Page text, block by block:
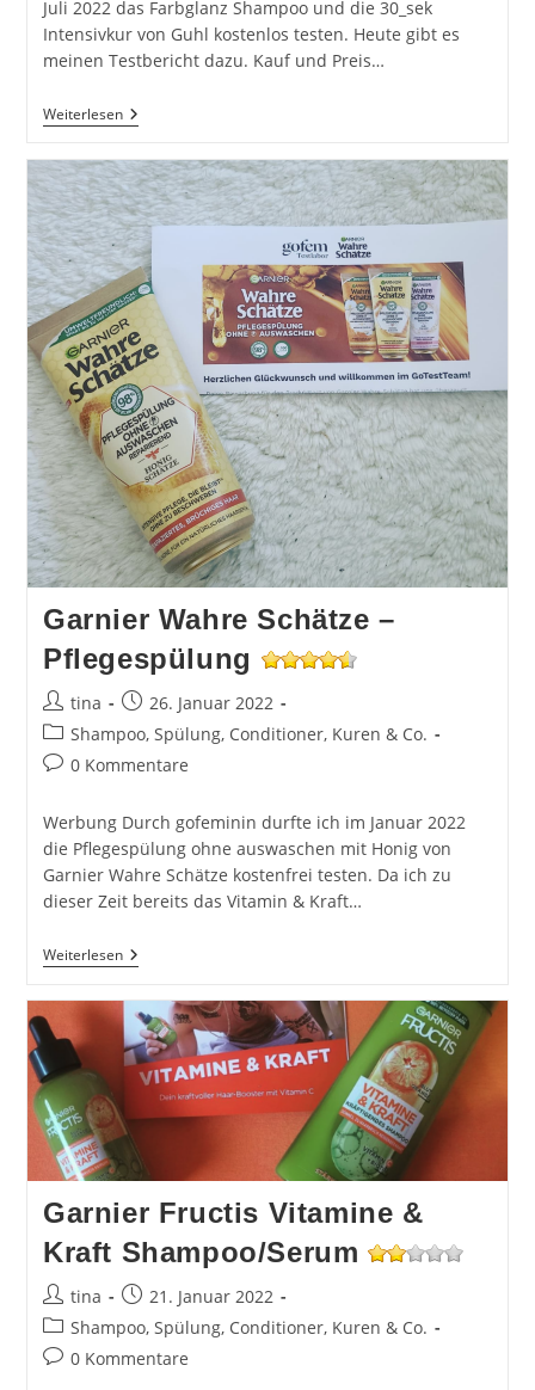
Juli 2022 das Farbglanz Shampoo und die 30_sek
Intensivkur von Guhl kostenlos testen. Heute gibt es
meinen Testbericht dazu. Kauf und Preis…
WeiterlesenGuhl
Color
Shampoo
&
30_sek
Intensivkur
Garnier Wahre Schätze –
Pflegespülung
Beitrags-
Autor:
tina
Beitrag
veröffentlicht:
26. Januar 2022
Beitrags-
Kategorie:
Shampoo, Spülung, Conditioner, Kuren & Co.
Beitrags-
0 Kommentare
Werbung Durch gofeminin durfte ich im Januar 2022
die Pflegespülung ohne auswaschen mit Honig von
Garnier Wahre Schätze kostenfrei testen. Da ich zu
dieser Zeit bereits das Vitamin & Kraft…
WeiterlesenGarnier
Wahre
Pflegespülung
Garnier Fructis Vitamine &
Kraft Shampoo/Serum
Beitrags-
Autor:
tina
Beitrag
veröffentlicht:
21. Januar 2022
Beitrags-
Kategorie:
Shampoo, Spülung, Conditioner, Kuren & Co.
Beitrags-
0 Kommentare